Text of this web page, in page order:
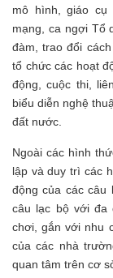
mô hình, giáo cụ
mạng, ca ngợi Tổ
đàm, trao đổi
tổ chức các hoạt
động, cuộc thi,
biểu diễn nghệ
đất nước.
Ngoài các hình
lập và duy trì các
động của các câu
câu lạc bộ với đa
chơi, gắn với nhu
của các nhà
quan tâm trên cơ